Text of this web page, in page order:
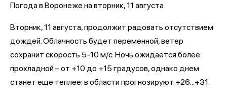
Погода в Воронеже на вторник, 11 августа
Вторник, 11 августа, продолжит радовать отсутствием
дождей. Облачность будет переменной, ветер
сохранит скорость 5-10 м/с. Ночь ожидается более
прохладной – от +10 до +15 градусов, однако днем
станет еще теплее: в области прогнозируют +26...+31.